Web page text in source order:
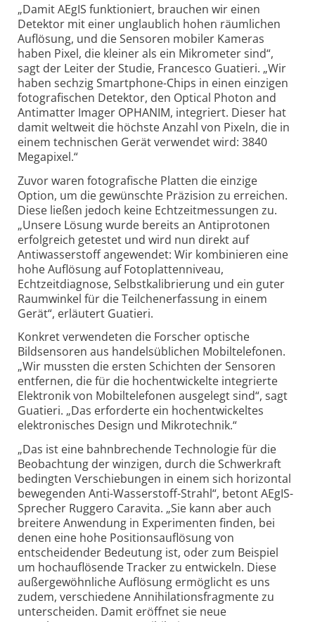
„Damit AEgIS funktioniert, brauchen wir einen
Detektor mit einer unglaublich hohen räumlichen
Auflösung, und die Sensoren mobiler Kameras
haben Pixel, die kleiner als ein Mikrometer sind“,
sagt der Leiter der Studie, Francesco Guatieri. „Wir
haben sechzig Smartphone-Chips in einen einzigen
fotografischen Detektor, den Optical Photon and
Antimatter Imager OPHANIM, integriert. Dieser hat
damit weltweit die höchste Anzahl von Pixeln, die in
einem technischen Gerät verwendet wird: 3840
Megapixel.“
Zuvor waren fotografische Platten die einzige
Option, um die gewünschte Präzision zu erreichen.
Diese ließen jedoch keine Echtzeitmessungen zu.
„Unsere Lösung wurde bereits an Antiprotonen
erfolgreich getestet und wird nun direkt auf
Antiwasserstoff angewendet: Wir kombinieren eine
hohe Auflösung auf Fotoplattenniveau,
Echtzeitdiagnose, Selbstkalibrierung und ein guter
Raumwinkel für die Teilchenerfassung in einem
Gerät“, erläutert Guatieri.
Konkret verwendeten die Forscher optische
Bildsensoren aus handelsüblichen Mobiltelefonen.
„Wir mussten die ersten Schichten der Sensoren
entfernen, die für die hochentwickelte integrierte
Elektronik von Mobiltelefonen ausgelegt sind“, sagt
Guatieri. „Das erforderte ein hochentwickeltes
elektronisches Design und Mikrotechnik.“
„Das ist eine bahnbrechende Technologie für die
Beobachtung der winzigen, durch die Schwerkraft
bedingten Verschiebungen in einem sich horizontal
bewegenden Anti-Wasserstoff-Strahl“, betont AEgIS-
Sprecher Ruggero Caravita. „Sie kann aber auch
breitere Anwendung in Experimenten finden, bei
denen eine hohe Positionsauflösung von
entscheidender Bedeutung ist, oder zum Beispiel
um hochauflösende Tracker zu entwickeln. Diese
außergewöhnliche Auflösung ermöglicht es uns
zudem, verschiedene Annihilationsfragmente zu
unterscheiden. Damit eröffnet sie neue